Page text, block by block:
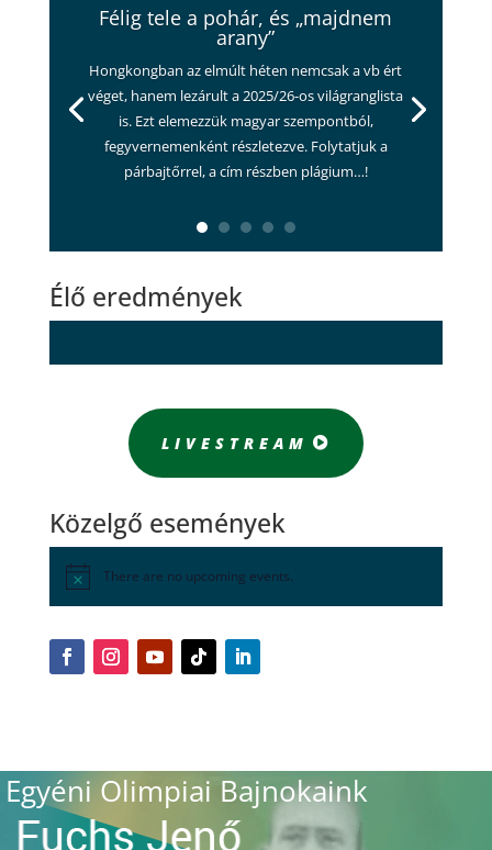
Félig tele a pohár, és „majdnem
arany”
Hongkongban az elmúlt héten nemcsak a vb ért
véget, hanem lezárult a 2025/26-os világranglista
is. Ezt elemezzük magyar szempontból,
fegyvernemenként részletezve. Folytatjuk a
párbajtőrrel, a cím részben plágium…!
Élő eredmények
LIVESTREAM
Közelgő események
There are no upcoming events.
Egyéni Olimpiai Bajnokaink